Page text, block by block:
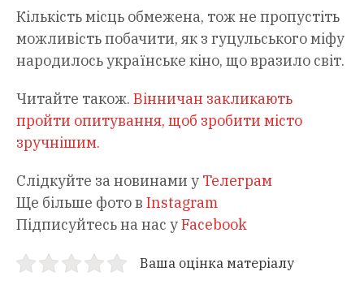
Кількість місць обмежена, тож не пропустіть
можливість побачити, як з гуцульського міфу
народилось українське кіно, що вразило світ.
Читайте також. Вінничан закликають
пройти опитування, щоб зробити місто
зручнішим.
Слідкуйте за новинами у Телеграм
Ще більше фото в Instagram
Підписуйтесь на нас уFacebook
Ваша оцінка матеріалу